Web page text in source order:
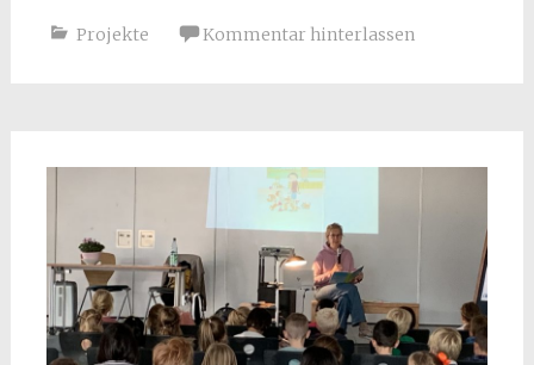
Projekte Kommentar hinterlassen